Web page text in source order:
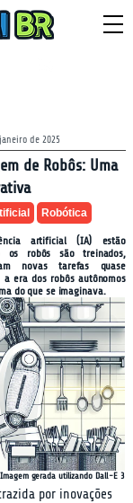
de 2025
de Robôs: Uma
Robótica
artificial (IA) estão
os robôs são treinados,
novas tarefas quase
a era dos robôs autônomos
do que se imaginava.
Imagem gerada utilizando Dall-E 3
por inovações